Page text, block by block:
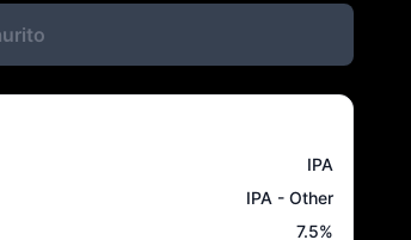
IPA
IPA - Other
7.5%